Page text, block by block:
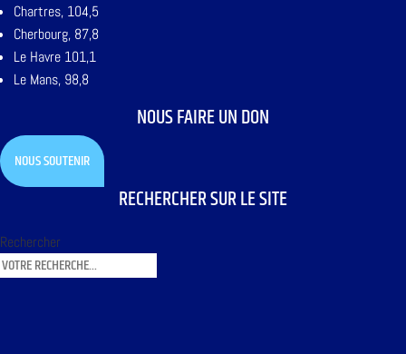
Chartres, 104,5
Cherbourg, 87,8
Le Havre 101,1
Le Mans, 98,8
NOUS FAIRE UN DON
NOUS SOUTENIR
RECHERCHER SUR LE SITE
Rechercher